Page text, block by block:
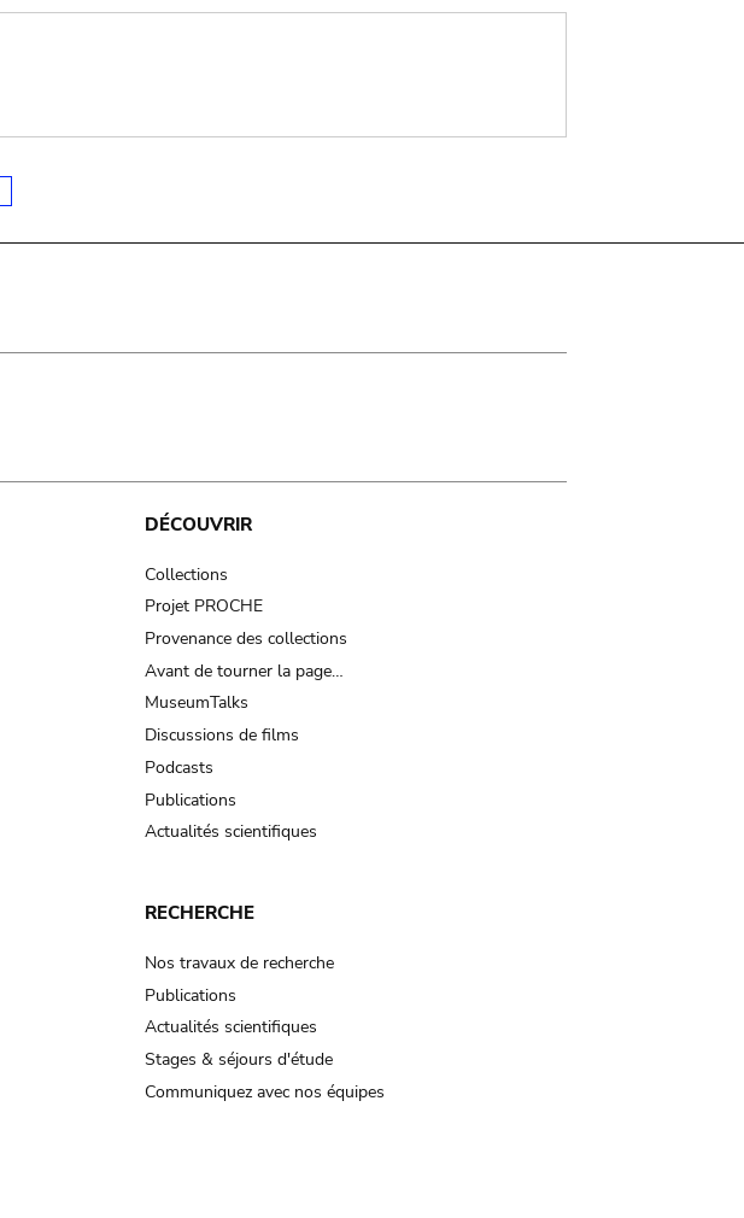
DÉCOUVRIR
Collections
Projet PROCHE
Provenance des collections
Avant de tourner la page…
MuseumTalks
Discussions de films
Podcasts
Publications
Actualités scientifiques
RECHERCHE
Nos travaux de recherche
Publications
Actualités scientifiques
Stages & séjours d'étude
Communiquez avec nos équipes